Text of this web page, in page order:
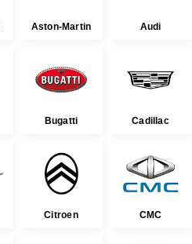
Aston-Martin Audi
Bugatti Cadillac
Citroen CMC